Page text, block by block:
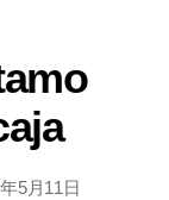
5月11日